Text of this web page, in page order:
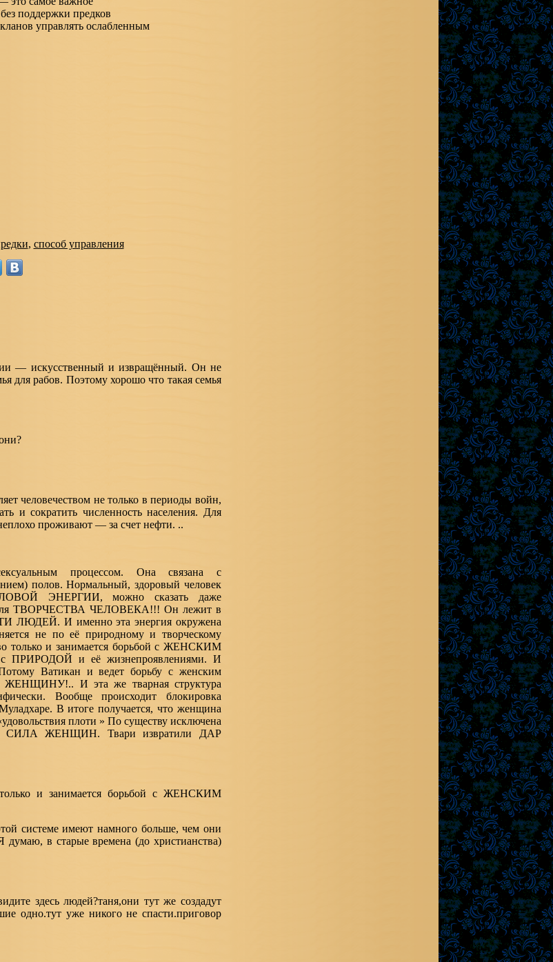
поддержки предков
управлять ослабленным
, способ управления
— искусственный и извращённый. Он не
для рабов. Поэтому хорошо что такая семья
человечеством не только в периоды войн,
и сократить численность населения. Для
проживают — за счет нефти. ..
процессом. Она связана с
полов. Нормальный, здоровый человек
ЭНЕРГИИ, можно сказать даже
для ТВОРЧЕСТВА ЧЕЛОВЕКА!!! Он лежит в
И именно эта энергия окружена
не по её природному и творческому
только и занимается борьбой с ЖЕНСКИМ
ПРИРОДОЙ и её жизнепроявлениями. И
Ватикан и ведет борьбу с женским
ЖЕНЩИНУ!.. И эта же тварная структура
Вообще происходит блокировка
В итоге получается, что женщина
плоти » По существу исключена
СИЛА ЖЕНЩИН. Твари извратили ДАР
только и занимается борьбой с ЖЕНСКИМ
системе имеют намного больше, чем они
думаю, в старые времена (до христианства)
здесь людей?таня,они тут же создадут
одно.тут уже никого не спасти.приговор